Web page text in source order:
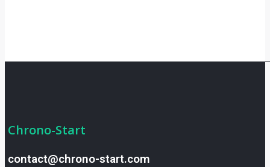
Chrono-Start
contact@chrono-start.com